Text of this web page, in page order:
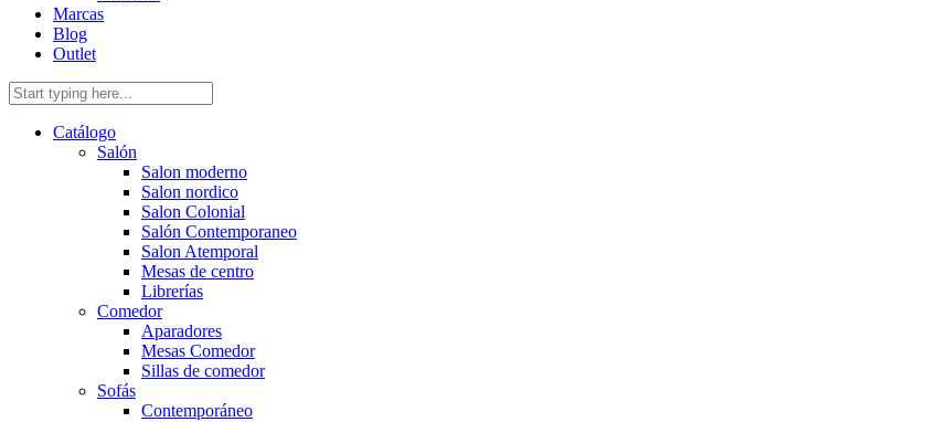
Marcas
Blog
Outlet
Catálogo
Salón
Salon moderno
Salon nordico
Salon Colonial
Salón Contemporaneo
Salon Atemporal
Mesas de centro
Librerías
Comedor
Aparadores
Mesas Comedor
Sillas de comedor
Sofás
Contemporáneo